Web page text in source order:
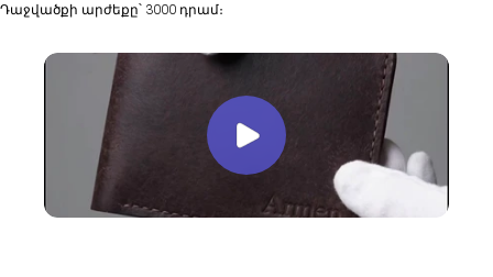
Դաջվածքի արժեքը՝ 3000 դրամ։